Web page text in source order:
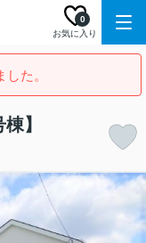
お気に入り
0
た。
】